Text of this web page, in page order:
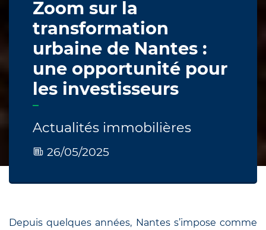
Zoom sur la
transformation
urbaine de Nantes :
une opportunité pour
les investisseurs
Actualités immobilières
26/05/2025
Depuis quelques années, Nantes s’impose comme